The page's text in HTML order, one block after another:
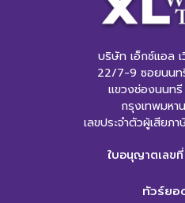
บริษัท เอ็กซ์แอล
22/7-9 ซอยนนท
แขวงช่องนนทรี
กรุงเทพมหา
เลขประจำตัวผู้เสียภ
ใบอนุญาตเลข
ทัวร์ยอ